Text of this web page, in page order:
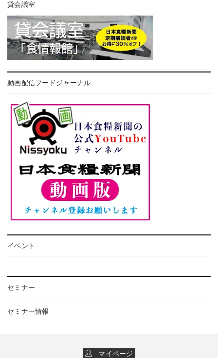
貸会議室
動画配信フードジャーナル
イベント
セミナー
セミナー情報
マイページ